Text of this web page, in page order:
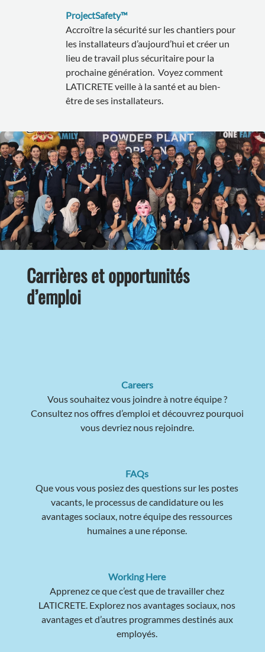
ProjectSafety™
Accroître la sécurité sur les chantiers pour
les installateurs d’aujourd’hui et créer un
lieu de travail plus sécuritaire pour la
prochaine génération. Voyez comment
LATICRETE veille à la santé et au bien-
être de ses installateurs.
Carrières et opportunités
d’emploi
Careers
Vous souhaitez vous joindre à notre équipe ?
Consultez nos offres d’emploi et découvrez pourquoi
vous devriez nous rejoindre.
FAQs
Que vous vous posiez des questions sur les postes
vacants, le processus de candidature ou les
avantages sociaux, notre équipe des ressources
humaines a une réponse.
Working Here
Apprenez ce que c’est que de travailler chez
LATICRETE. Explorez nos avantages sociaux, nos
avantages et d’autres programmes destinés aux
employés.